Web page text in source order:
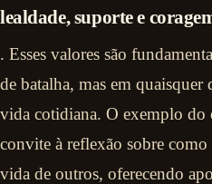
lealdade, suporte e
. Esses valores são
de batalha, mas em quaisquer
vida cotidiana. O exemplo do
convite à reflexão sobre como
vida de outros, oferecendo